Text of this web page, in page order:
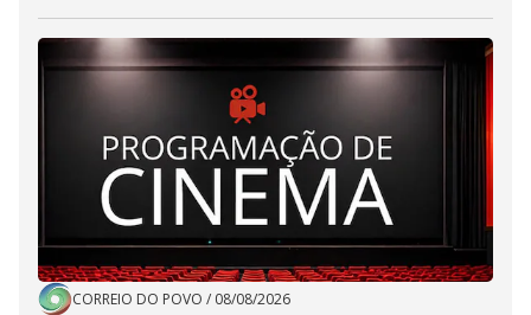
CORREIO DO POVO / 08/08/2026